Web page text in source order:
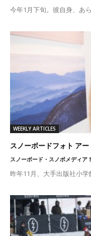
今年1月下旬。彼自身、あ
WEEKLY ARTICLES
スノーボードフォト ア
スノーボード・スノボメディア
昨年11月、大手出版社小学